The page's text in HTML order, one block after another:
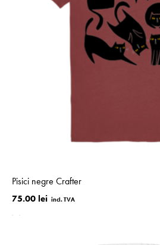
Pisici negre Crafter
75.00 lei